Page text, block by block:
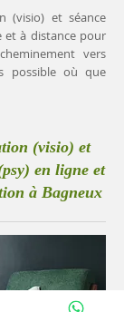
(visio) et séance
et à distance pour
vers
possible où que
(visio) et
en ligne et
à Bagneux